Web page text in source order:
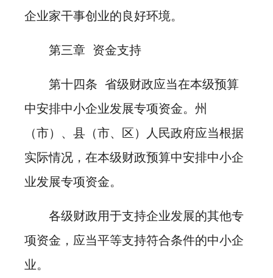
企业家干事创业的良好环境。
第三章 资金支持
第十四条 省级财政应当在本级预算
中安排中小企业发展专项资金。州
（市）、县（市、区）人民政府应当根据
实际情况，在本级财政预算中安排中小企
业发展专项资金。
各级财政用于支持企业发展的其他专
项资金，应当平等支持符合条件的中小企
业。